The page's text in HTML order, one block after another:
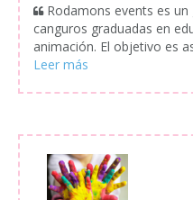
Rodamons events es
canguros graduadas en
animación. El objetivo es